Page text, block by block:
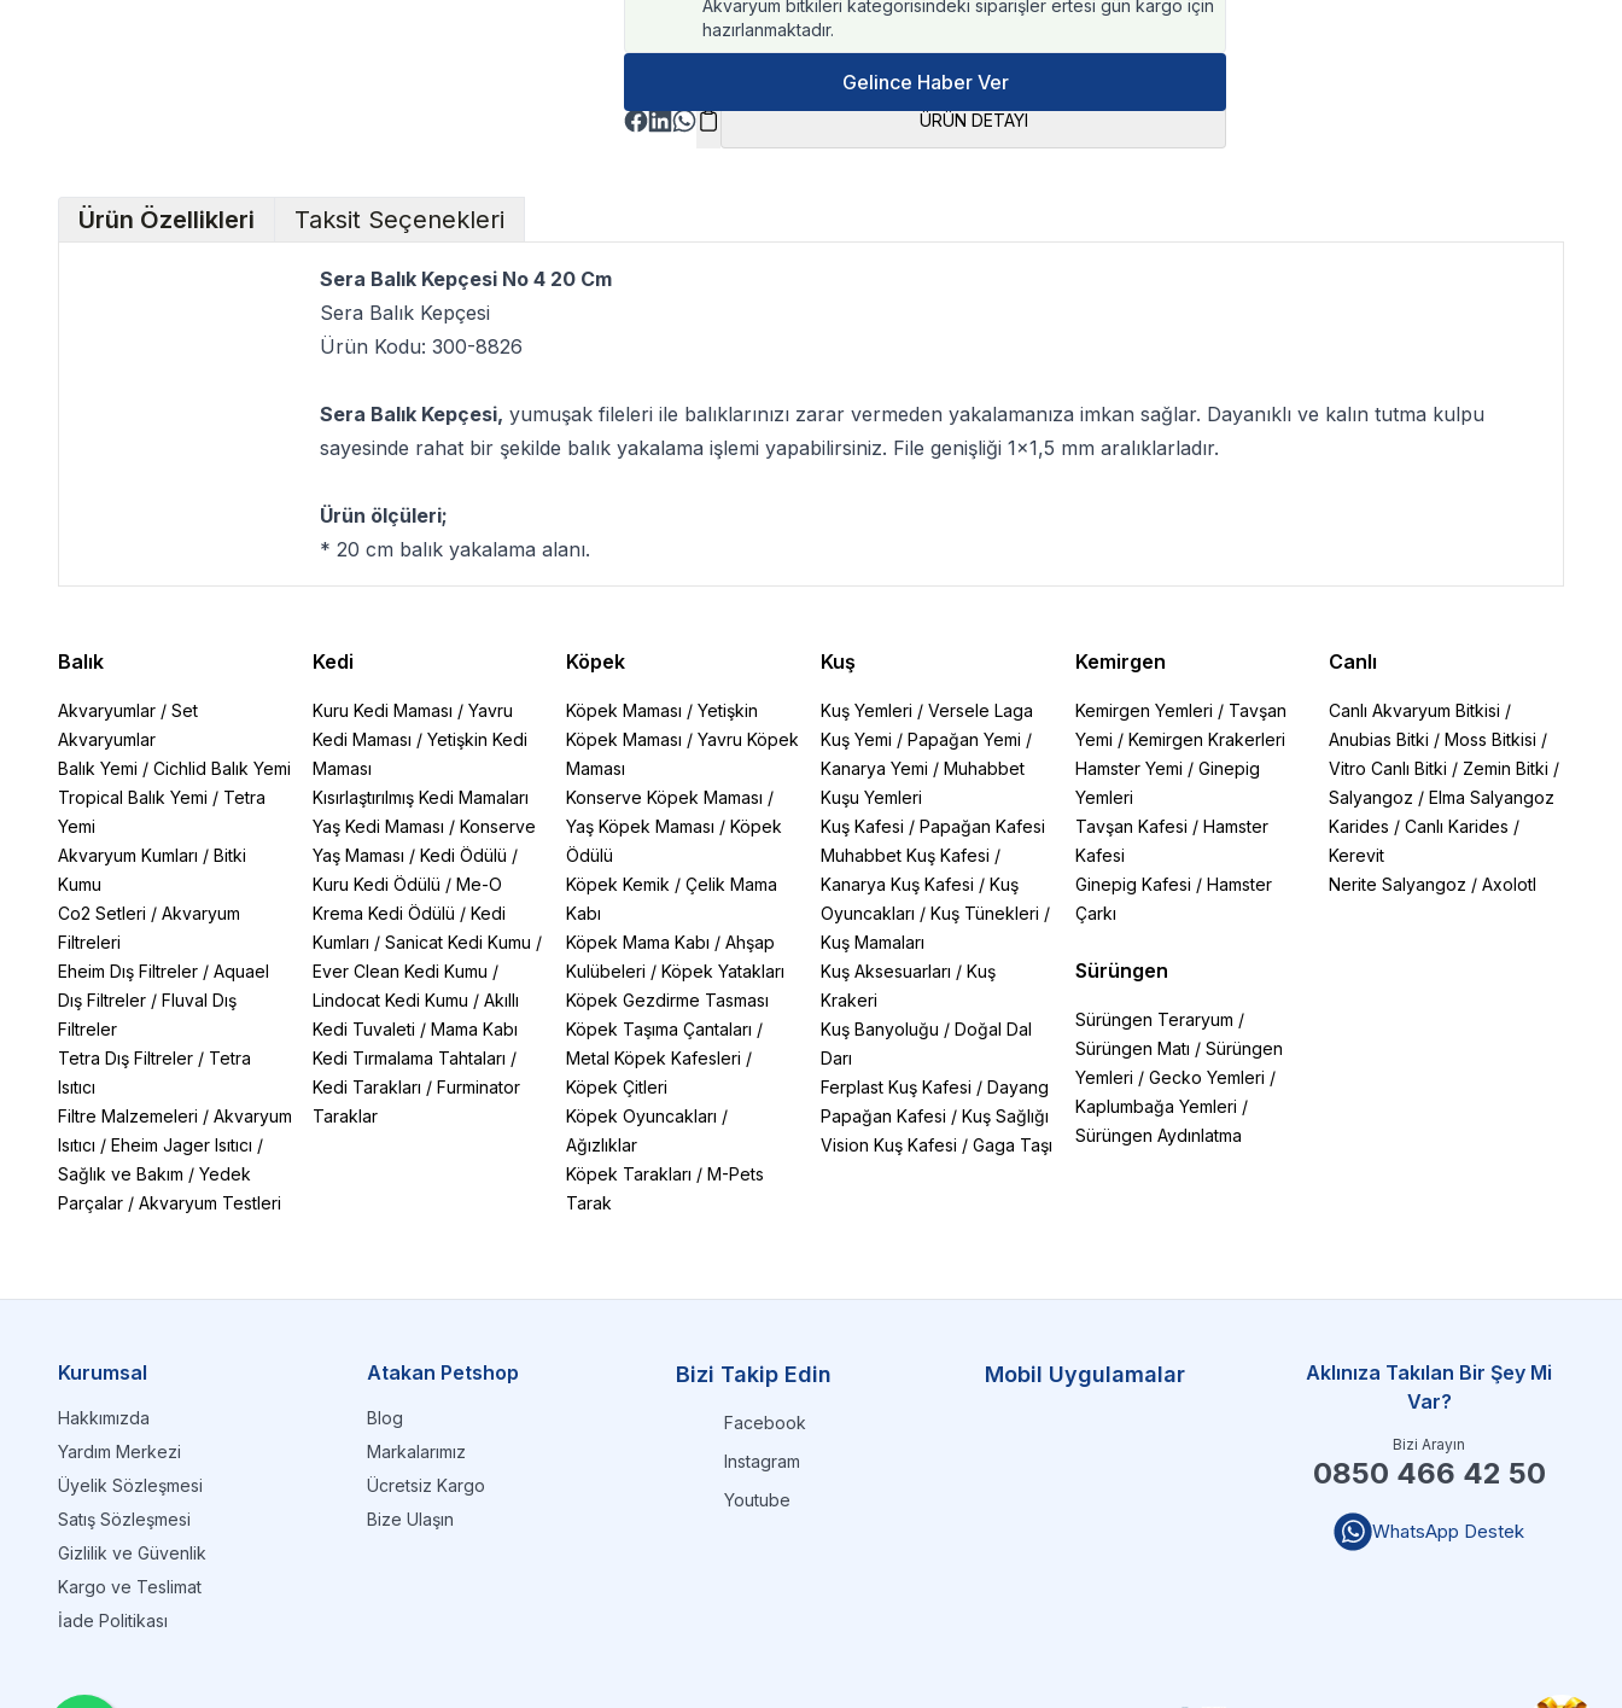
Akvaryum bitkileri kategorisindeki siparişler ertesi gün kargo için
hazırlanmaktadır.
Gelince Haber Ver
ÜRÜN DETAYI
Ürün Özellikleri Taksit Seçenekleri
Sera Balık Kepçesi No 4 20 Cm
Sera Balık Kepçesi
Ürün Kodu: 300-8826
Sera Balık Kepçesi, yumuşak fileleri ile balıklarınızı zarar vermeden yakalamanıza imkan sağlar. Dayanıklı ve kalın tutma kulpu
sayesinde rahat bir şekilde balık yakalama işlemi yapabilirsiniz. File genişliği 1x1,5 mm aralıklarladır.
Ürün ölçüleri;
* 20 cm balık yakalama alanı.
Balık
Akvaryumlar / Set
Akvaryumlar
Balık Yemi / Cichlid Balık Yemi
Tropical Balık Yemi / Tetra
Yemi
Akvaryum Kumları / Bitki
Kumu
Co2 Setleri / Akvaryum
Filtreleri
Eheim Dış Filtreler / Aquael
Dış Filtreler / Fluval Dış
Filtreler
Tetra Dış Filtreler / Tetra
Isıtıcı
Filtre Malzemeleri / Akvaryum
Isıtıcı / Eheim Jager Isıtıcı /
Sağlık ve Bakım / Yedek
Parçalar / Akvaryum Testleri
Kedi
Kuru Kedi Maması / Yavru
Kedi Maması / Yetişkin Kedi
Maması
Kısırlaştırılmış Kedi Mamaları
Yaş Kedi Maması / Konserve
Yaş Maması / Kedi Ödülü /
Kuru Kedi Ödülü / Me-O
Krema Kedi Ödülü / Kedi
Kumları / Sanicat Kedi Kumu /
Ever Clean Kedi Kumu /
Lindocat Kedi Kumu / Akıllı
Kedi Tuvaleti / Mama Kabı
Kedi Tırmalama Tahtaları /
Kedi Tarakları / Furminator
Taraklar
Köpek
Köpek Maması /Yetişkin
Köpek Maması /Yavru Köpek
Maması
Konserve Köpek Maması /
Yaş Köpek Maması /Köpek
Ödülü
Köpek Kemik /Çelik Mama
Kabı
Köpek Mama Kabı /Ahşap
Kulübeleri /Köpek Yatakları
Köpek Gezdirme Tasması
Köpek Taşıma Çantaları /
Metal Köpek Kafesleri /
Köpek Çitleri
Köpek Oyuncakları /
Ağızlıklar
Köpek Tarakları /M-Pets
Tarak
Kuş
Kuş Yemleri / Versele Laga
Kuş Yemi / Papağan Yemi /
Kanarya Yemi / Muhabbet
Kuşu Yemleri
Kuş Kafesi / Papağan Kafesi
Muhabbet Kuş Kafesi /
Kanarya Kuş Kafesi / Kuş
Oyuncakları / Kuş Tünekleri /
Kuş Mamaları
Kuş Aksesuarları / Kuş
Krakeri
Kuş Banyoluğu / Doğal Dal
Darı
Ferplast Kuş Kafesi / Dayang
Papağan Kafesi / Kuş Sağlığı
Vision Kuş Kafesi / Gaga Taşı
Kemirgen
Kemirgen Yemleri / Tavşan
Yemi / Kemirgen Krakerleri
Hamster Yemi / Ginepig
Yemleri
Tavşan Kafesi / Hamster
Kafesi
Ginepig Kafesi / Hamster
Çarkı
Sürüngen
Sürüngen Teraryum /
Sürüngen Matı / Sürüngen
Yemleri / Gecko Yemleri /
Kaplumbağa Yemleri /
Sürüngen Aydınlatma
Canlı
Canlı Akvaryum Bitkisi /
Anubias Bitki /Moss Bitkisi /
Vitro Canlı Bitki / Zemin Bitki /
Salyangoz /Elma Salyangoz
Karides /Canlı Karides /
Kerevit
Nerite Salyangoz /Axolotl
Kurumsal
Hakkımızda
Yardım Merkezi
Üyelik Sözleşmesi
Satış Sözleşmesi
Gizlilik ve Güvenlik
Kargo ve Teslimat
İade Politikası
Atakan Petshop
Blog
Markalarımız
Ücretsiz Kargo
Bize Ulaşın
Bizi Takip Edin
Facebook
Instagram
Youtube
Mobil Uygulamalar
Aklınıza Takılan Bir Şey Mi
Var?
Bizi Arayın
0850 466 42 50
WhatsApp Destek